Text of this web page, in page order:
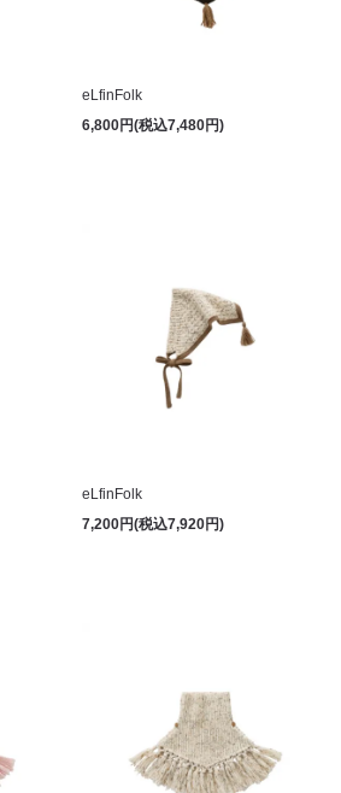
eLfinFolk
6,800円(税込7,480円)
eLfinFolk
7,200円(税込7,920円)